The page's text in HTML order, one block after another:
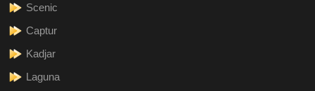
Scenic
Captur
Kadjar
Laguna